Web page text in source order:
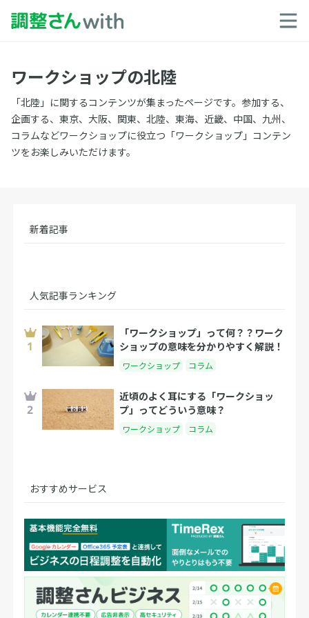
ワークショップの北陸
「北陸」に関するコンテンツが集まったページです。参加する、
企画する、東京、大阪、関東、北陸、東海、近畿、中国、九州、
コラムなどワークショップに役立つ「ワークショップ」コンテン
ツをお楽しみいただけます。
新着記事
人気記事ランキング
「ワークショップ」って何？？ワーク
ショップの意味を分かりやすく解説！
ワークショップ コラム
近頃のよく耳にする「ワークショッ
プ」ってどういう意味？
ワークショップ コラム
おすすめサービス